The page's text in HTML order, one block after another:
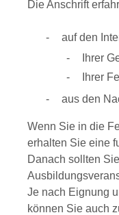
Die Anschrift
auf den
Ihrer
Ihrer
aus den
Wenn Sie in die
erhalten Sie eine
Danach sollten
Je nach Eignung
können Sie auch